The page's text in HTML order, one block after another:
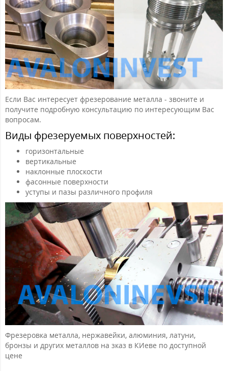
Если Вас интересует фрезерование металла - звоните и
получите подробную консультацию по интересующим Вас
вопросам.
Виды фрезеруемых поверхностей:
горизонтальные
вертикальные
наклонные плоскости
фасонные поверхности
уступы и пазы различного профиля
Фрезеровка металла, нержавейки, алюминия, латуни,
бронзы и других металлов на зказ в КИеве по доступной
цене